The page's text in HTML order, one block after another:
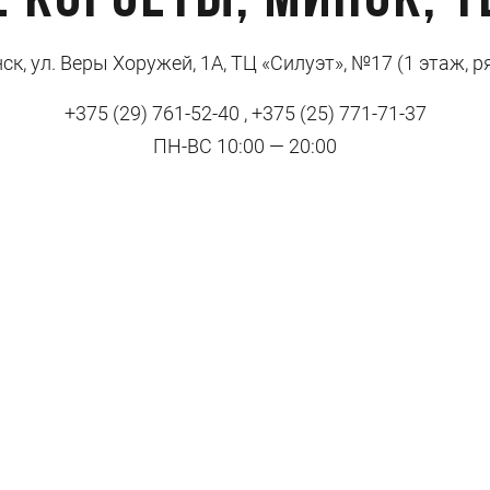
ул. Веры Хоружей, 1А, ТЦ «Силуэт», №17 (1 этаж,
+375 (29) 761-52-40 , +375 (25) 771-71-37
ПН-ВС 10:00 — 20:00